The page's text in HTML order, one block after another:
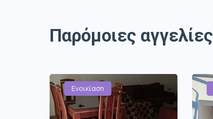
Παρόμοιες αγγελίες
Ενοικίαση